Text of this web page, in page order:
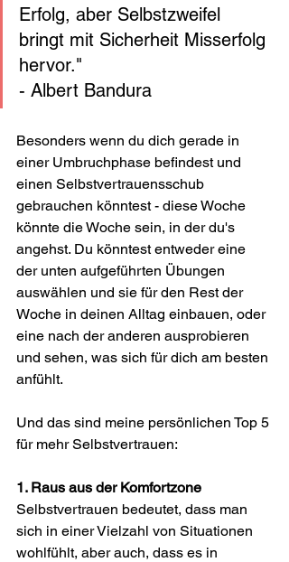
Erfolg, aber Selbstzweifel
bringt mit Sicherheit Misserfolg
hervor."
- Albert Bandura
Besonders wenn du dich gerade in
einer Umbruchphase befindest und
einen Selbstvertrauensschub
gebrauchen könntest - diese Woche
könnte die Woche sein, in der du's
angehst. Du könntest entweder eine
der unten aufgeführten Übungen
auswählen und sie für den Rest der
Woche in deinen Alltag einbauen, oder
eine nach der anderen ausprobieren
und sehen, was sich für dich am besten
anfühlt.
Und das sind meine persönlichen Top 5
für mehr Selbstvertrauen:
1. Raus aus der Komfortzone
Selbstvertrauen bedeutet, dass man
sich in einer Vielzahl von Situationen
wohlfühlt, aber auch, dass es in